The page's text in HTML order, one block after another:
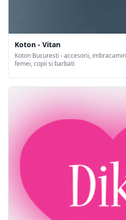
Koton - Vitan
Koton Bucuresti - accesorii,
femei, copii si barbati